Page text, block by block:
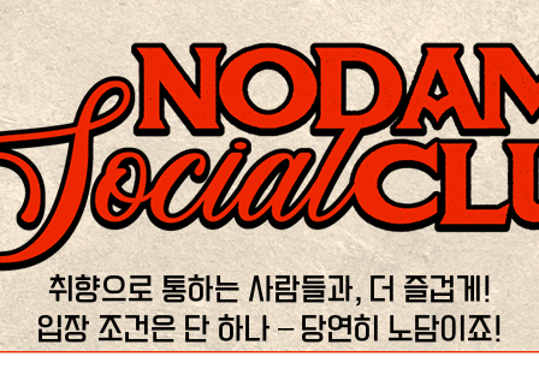
취향으로 통하는 사람들과, 더 즐겁게!
입장 조건은 단 하나 – 당연히 노담이죠!